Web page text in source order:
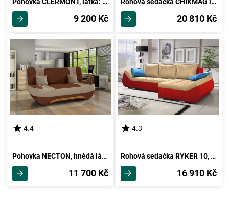
Pohovka CLERMONT, látka: alova hnědá
9 200 Kč
Rohová sedačka CHIKMAG levá, látka černá/bílá ekokůže
20 810 Kč
4.4
Pohovka NECTON, hnědá látka/béžová látka
11 700 Kč
4.3
Rohová sedačka RYKER 10, krémová/červená
16 910 Kč